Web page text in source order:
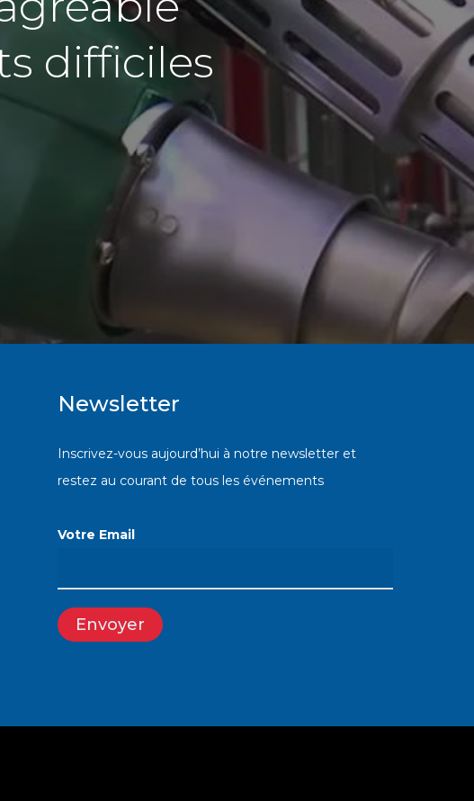
difficiles
Newsletter
Inscrivez-vous aujourd’hui à notre newsletter et
restez au courant de tous les événements
Votre Email